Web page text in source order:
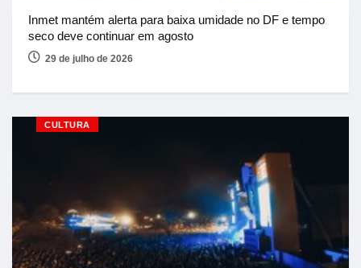
Inmet mantém alerta para baixa umidade no DF e tempo
seco deve continuar em agosto
29 de julho de 2026
CULTURA